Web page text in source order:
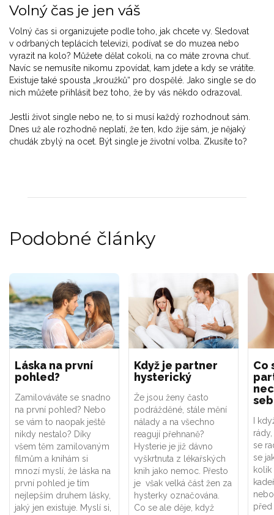
Volný čas je jen váš
Volný čas si organizujete podle toho, jak chcete vy. Sledovat
v odrbaných teplácích televizi, podívat se do muzea nebo
vyrazit na kolo? Můžete dělat cokoli, na co máte zrovna chuť.
Navíc se nemusíte nikomu zpovídat, kam jdete a kdy se vrátíte.
Existuje také spousta „kroužků“ pro dospělé. Jako single se do
nich můžete přihlásit bez toho, že by vás někdo odrazoval.
Jestli život single nebo ne, to si musí každý rozhodnout sám.
Dnes už ale rozhodně neplatí, že ten, kdo žije sám, je nějaký
chudák zbylý na ocet. Být single je životní volba. Zkusíte to?
Podobné články
Láska na první
pohled?
Zamilováváte se snadno
na první pohled? Nebo
se vám to naopak ještě
nikdy nestalo? Díky
všem těm zamilovaným
filmům a knihám si
mnozí myslí, že láska na
první pohled je tím
nejlepším druhem lásky,
jaký jen existuje. Myslí si,
Když je partner
hysterický
Že jsou ženy často
podrážděné, stále mění
nálady a na všechno
reagují přehnaně?
Hysterie je již dávno
vyškrtnuta z lékařských
knih jako nemoc. Přesto
je však velká část žen za
hysterky označována.
Co se ale děje, když
Co
I
se
se
kolik
před